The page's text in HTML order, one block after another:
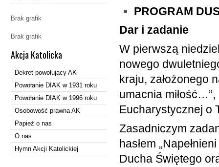
Brak grafik
Brak grafik
Akcja Katolicka
Dekret powołujący AK
Powołanie DIAK w 1931 roku
Powołanie DIAK w 1996 roku
Osobowość prawna AK
Papież o nas
O nas
Hymn Akcji Katolickiej
PROGRAM
Dar i zadanie
W pierwszą
nowego
kraju, założonego
umacnia
Eucharystycznej o
Zasadniczym
hasłem
Ducha Świętego